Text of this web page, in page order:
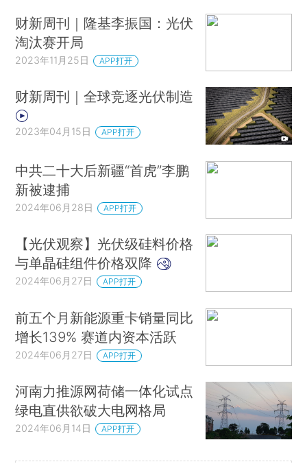
财新周刊｜隆基李振国：光伏
淘汰赛开局
2023年11月25日 APP打开
财新周刊｜全球竞逐光伏制造
2023年04月15日 APP打开
中共二十大后新疆“首虎”李鹏
新被逮捕
2024年06月28日 APP打开
【光伏观察】光伏级硅料价格
与单晶硅组件价格双降
2024年06月27日 APP打开
前五个月新能源重卡销量同比
增长139% 赛道内资本活跃
2024年06月27日 APP打开
河南力推源网荷储一体化试点
绿电直供欲破大电网格局
2024年06月14日 APP打开